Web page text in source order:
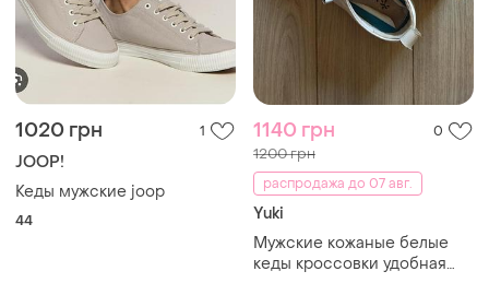
1020 грн 1
JOOP!
Кеды мужские joop
44
1140 грн 0
1200 грн
распродажа до 07 авг.
Yuki
Мужские кожаные белые
кеды кроссовки удобная